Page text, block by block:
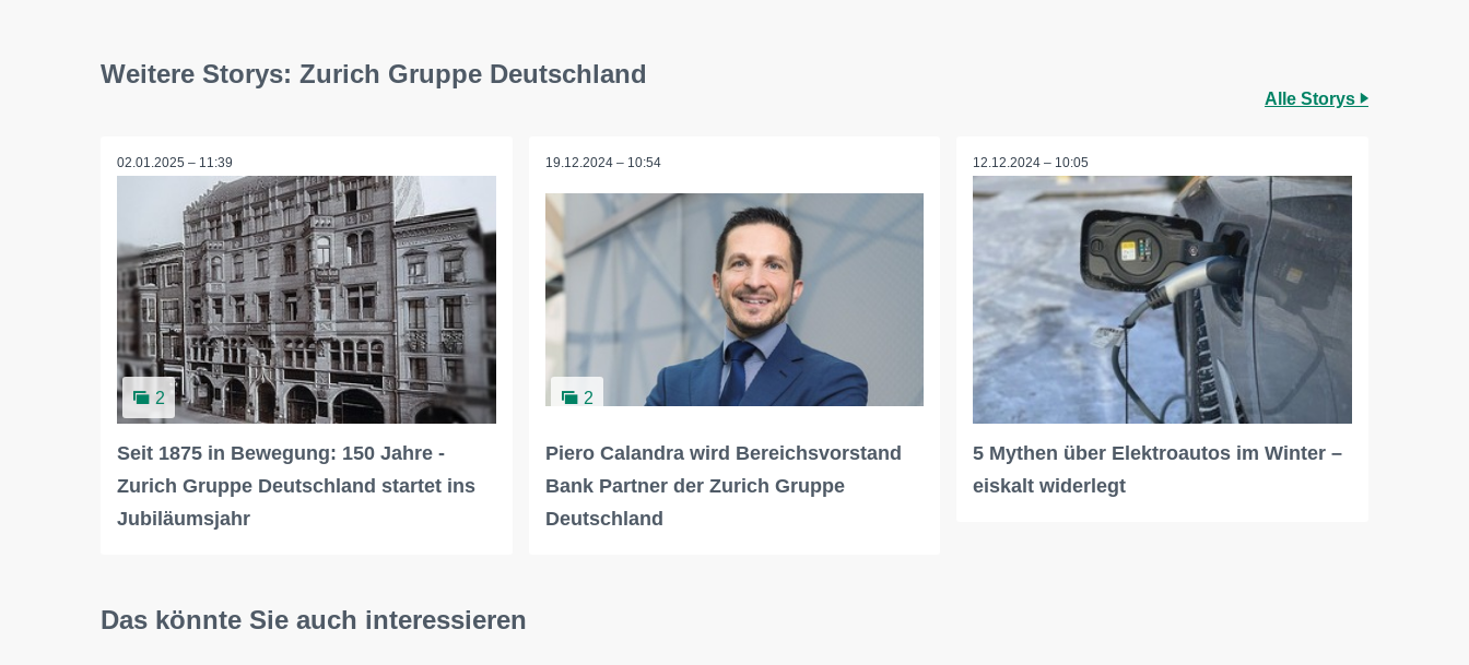
Weitere Storys: Zurich Gruppe Deutschland
Alle Storys
02.01.2025 – 11:39
2
Seit 1875 in Bewegung: 150 Jahre -
Zurich Gruppe Deutschland startet ins
Jubiläumsjahr
19.12.2024 – 10:54
2
Piero Calandra wird Bereichsvorstand
Bank Partner der Zurich Gruppe
Deutschland
12.12.2024 – 10:05
5 Mythen über Elektroautos im Winter –
eiskalt widerlegt
Das könnte Sie auch interessieren